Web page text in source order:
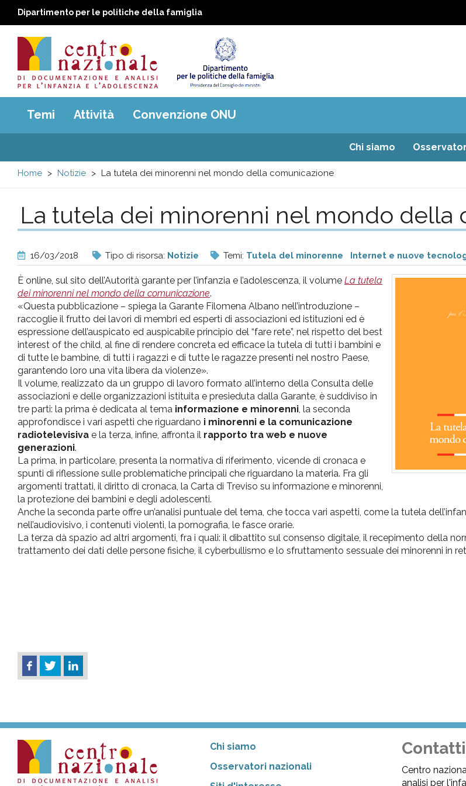
Dipartimento per le politiche della famiglia
Centro
nazionale
di
e
analisi
pr
l'infanzia
e
l'adolescenza
Main
menu
Temi Attività Convenzione ONU
Chi siamo
Home Notizie La tutela dei minorenni nel mondo della comunicazione
La tutela dei minorenni nel mondo della
16/03/2018 Tipo di risorsa: Notizie Temi: Tutela del minorenne Internet e nuove
È online, sul sito dell’Autorità garante per l’infanzia e l’adolescenza, il volume La tutela
dei minorenni nel mondo della comunicazione.
«Questa pubblicazione – spiega la Garante Filomena Albano nell’introduzione –
raccoglie il frutto dei lavori di membri ed esperti di associazioni ed istituzioni ed è
espressione dell’auspicato ed auspicabile principio del “fare rete”, nel rispetto del best
interest of the child, al fine di rendere concreta ed efficace la tutela di tutti i bambini e
di tutte le bambine, di tutti i ragazzi e di tutte le ragazze presenti nel nostro Paese,
garantendo loro una vita libera da violenze».
Il volume, realizzato da un gruppo di lavoro formato all’interno della Consulta delle
associazioni e delle organizzazioni istituita e presieduta dalla Garante, è suddiviso in
tre parti: la prima è dedicata al tema informazione e minorenni , la seconda
approfondisce i vari aspetti che riguardano i minorenni e la comunicazione
radiotelevisiva e la terza, infine, affronta il rapporto tra web e nuove
generazioni.
La prima, in particolare, presenta la normativa di riferimento, vicende di cronaca e
spunti di riflessione sulle problematiche principali che riguardano la materia. Fra gli
argomenti trattati, il diritto di cronaca, la Carta di Treviso su informazione e minorenni,
la protezione dei bambini e degli adolescenti.
Anche la seconda parte offre un’analisi puntuale del tema, che tocca vari aspetti, come la tutela
nell’audiovisivo, i contenuti violenti, la pornografia, le fasce orarie.
La terza dà spazio ad altri argomenti, fra i quali: il dibattito sul consenso digitale, il recepimento della
trattamento dei dati delle persone fisiche, il cyberbullismo e lo sfruttamento sessuale dei minorenni in
Chi siamo
Osservatori nazionali
Contatti
Centro
analisi per